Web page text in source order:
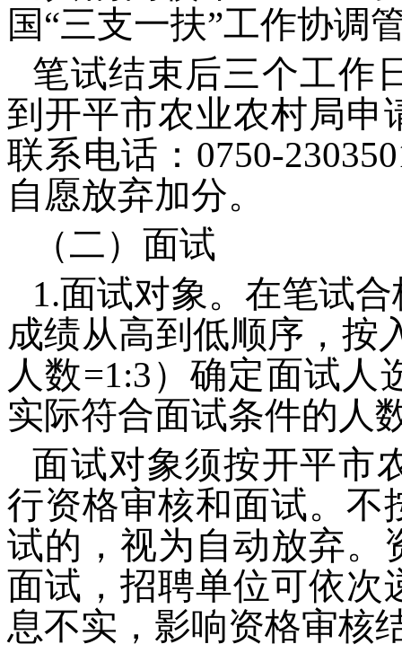
国“三支一扶”工作协调
笔试结束后三个工作
到开平市农业农村局申
联系电话：0750-
自愿放弃加分。
（二）面试
1.面试对象。在笔试
成绩从高到低顺序，按
人数=1:3）确定面试
实际符合面试条件的人
面试对象须按开平市
行资格审核和面试。不
试的，视为自动放弃。
面试，招聘单位可依次
息不实，影响资格审核